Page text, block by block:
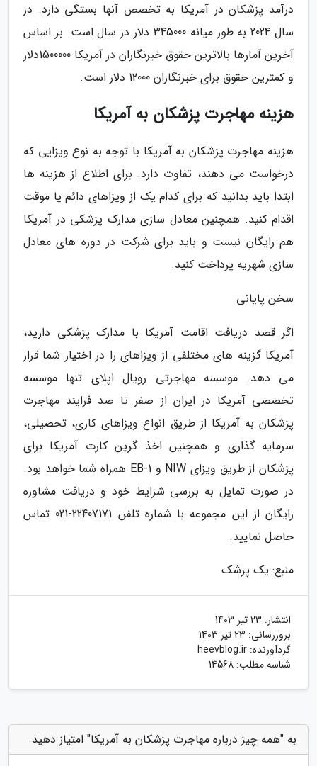
درآمد پزشکان در آمریکا به تخصص آنها بستگی دارد. در
سال 2024 به طور میانه 345000 دلار در سال است. بر اساس
آخرین آمارها بالاترین حقوق خبرنگاران در آمریکا 1500000دلار
و کمترین حقوق برای خبرنگاران 12000 دلار است.
هزینه مهاجرت پزشکان به آمریکا
هزینه مهاجرت پزشکان به آمریکا با توجه به نوع ویزایی که
درخواست می دهند، تفاوت دارد. برای اطلاع از هزینه ها
ابتدا باید بدانید که برای کدام یک از ویزاهای دائم یا موقت
اقدام کنید. همچنین معادل سازی مدارک پزشکی در آمریکا
هم رایگان نیست و باید برای شرکت در دوره های معادل
سازی شهریه پرداخت کنید.
سخن پایانی
اگر قصد دریافت اقامت آمریکا با مدارک پزشکی دارید،
آمریکا گزینه های مختلفی از ویزاهای را در اختیار شما قرار
می دهد. موسسه مهاجرتی رویال اپلای تنها موسسه
تخصصی آمریکا در ایران از صفر تا صد فرایند مهاجرت
پزشکان به آمریکا از طریق انواع ویزاهای کاری، تحصیلی،
سرمایه گذاری و همچنین اخذ گرین کارت آمریکا برای
پزشکان از طریق ویزای NIW و EB-1 همراه شما خواهد بود.
در صورت تمایل به بررسی شرایط خود و دریافت مشاوره
رایگان از این مجموعه با شماره تلفن 22407171-021 تماس
حاصل نمایید.
منبع: یک پزشک
انتشار: 23 تیر 1403
بروزرسانی: 23 تیر 1403
گردآورنده: heevblog.ir
شناسه مطلب: 14568
به "همه چیز درباره مهاجرت پزشکان به آمریکا" امتیاز دهید